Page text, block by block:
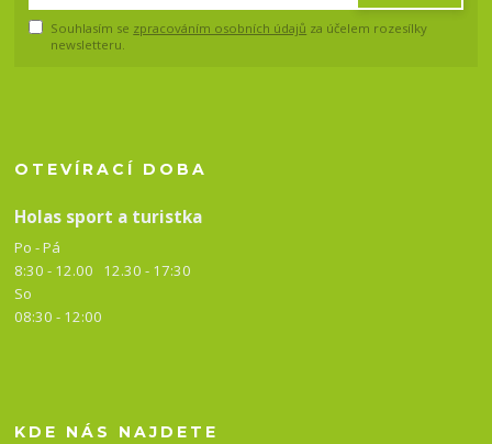
Souhlasím se zpracováním osobních údajů za účelem rozesílky
newsletteru.
OTEVÍRACÍ DOBA
Holas sport a turistka
Po - Pá
8:30 - 12.00 12.30 - 17:30
So
08:30 - 12:00
KDE NÁS NAJDETE